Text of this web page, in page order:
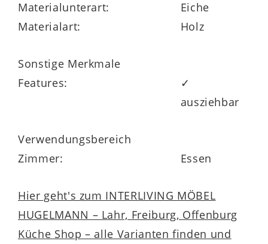
Materialunterart:
Eiche
Materialart:
Holz
Sonstige Merkmale
Features:
✓
ausziehbar
Verwendungsbereich
Zimmer:
Essen
Hier geht's zum INTERLIVING MÖBEL
HUGELMANN – Lahr, Freiburg, Offenburg
Küche Shop – alle Varianten finden und